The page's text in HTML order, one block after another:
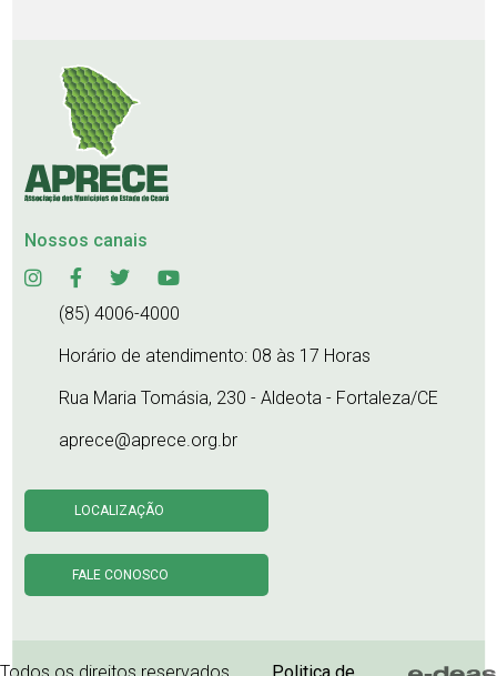
Nossos canais
(85) 4006-4000
Horário de atendimento: 08 às 17 Horas
Rua Maria Tomásia, 230 - Aldeota - Fortaleza/CE
aprece@aprece.org.br
LOCALIZAÇÃO
FALE CONOSCO